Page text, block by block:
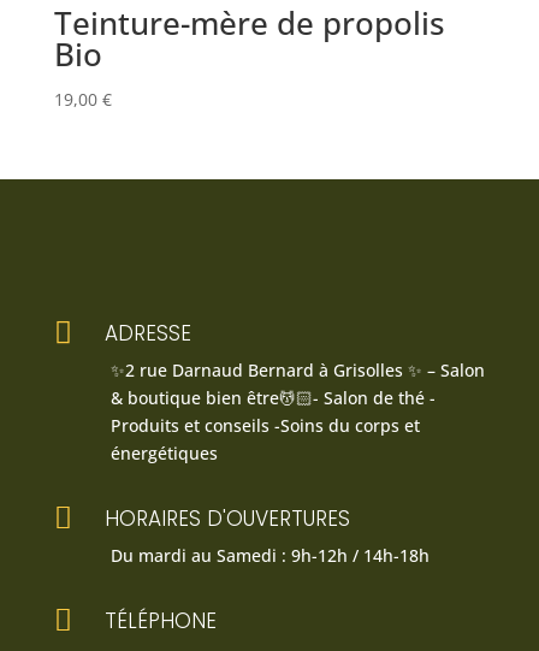
Teinture-mère de propolis
Bio
19,00 €
 ADRESSE
✨2 rue Darnaud Bernard à Grisolles ✨ – Salon
& boutique bien être💆🏻- Salon de thé -
Produits et conseils -Soins du corps et
énergétiques
 HORAIRES D'OUVERTURES
Du mardi au Samedi : 9h-12h / 14h-18h
 TÉLÉPHONE